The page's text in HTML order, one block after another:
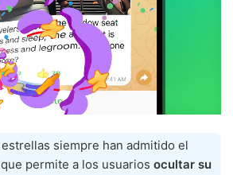
siempre han admitido el
permite a los usuarios ocultar su